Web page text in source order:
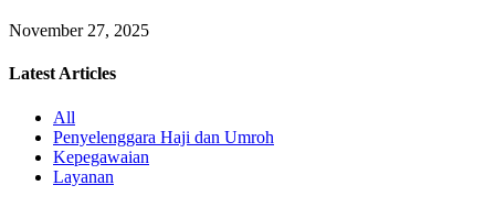
November 27, 2025
Latest Articles
All
Penyelenggara Haji dan Umroh
Kepegawaian
Layanan